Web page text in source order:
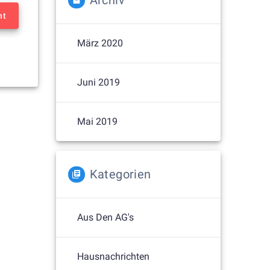
März 2020
Juni 2019
Mai 2019
Kategorien
Aus Den AG's
Hausnachrichten